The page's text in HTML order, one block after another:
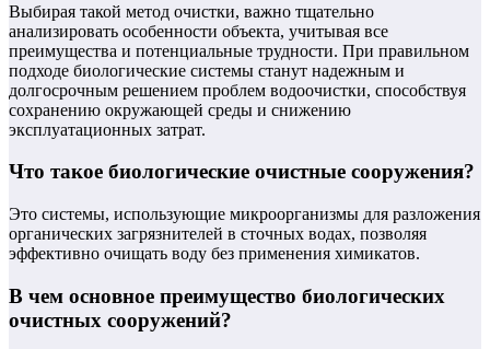
Выбирая такой метод очистки, важно тщательно
анализировать особенности объекта, учитывая все
преимущества и потенциальные трудности. При правильном
подходе биологические системы станут надежным и
долгосрочным решением проблем водоочистки, способствуя
сохранению окружающей среды и снижению
эксплуатационных затрат.
Что такое биологические очистные сооружения?
Это системы, использующие микроорганизмы для разложения
органических загрязнителей в сточных водах, позволяя
эффективно очищать воду без применения химикатов.
В чем основное преимущество биологических
очистных сооружений?